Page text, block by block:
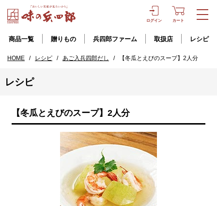
ログイン カート
商品一覧 贈りもの 兵四郎ファーム 取扱店 レシピ
HOME / レシピ / あご入兵四郎だし / 【冬瓜とえびのスープ】2人分
レシピ
【冬瓜とえびのスープ】2人分